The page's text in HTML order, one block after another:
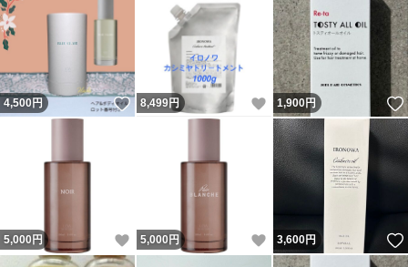
4,500円 いいね！
8,499円 いいね！
1,900円
5,000 円 いいね！
5,000 円 いいね！
3,600円